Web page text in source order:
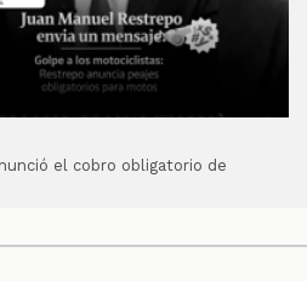
el cobro obligatorio de